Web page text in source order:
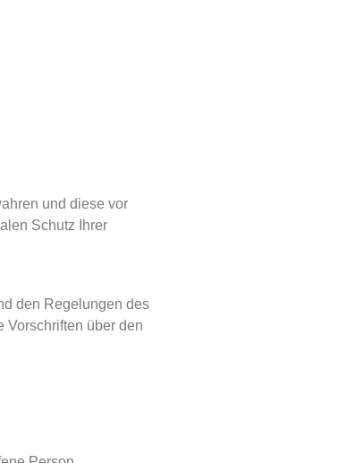
und diese vor
Schutz Ihrer
den Regelungen des
Vorschriften über den